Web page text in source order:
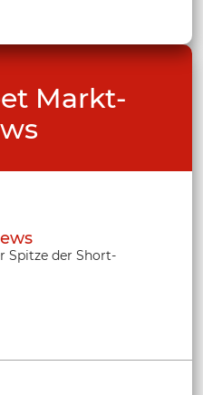
Markt-
Spitze der Short-